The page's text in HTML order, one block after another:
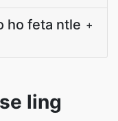
ho feta ntle +
ling